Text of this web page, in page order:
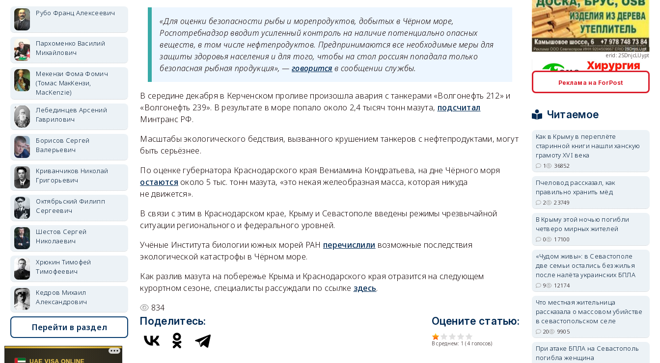
«Для оценки безопасности рыбы и морепродуктов, добытых в Чёрном море,
Роспотребнадзор вводит усиленный контроль на наличие потенциально опасных
веществ, в том числе нефтепродуктов. Предпринимаются все необходимые меры для
защиты здоровья населения и для того, чтобы на стол россиян попадала только
безопасная рыбная продукция», —говорится в сообщении службы.
В середине декабря в Керченском проливе произошла авария с танкерами «Волгонефть 212» и
«Волгонефть 239». В результате в море попало около 2,4 тысяч тонн мазута, подсчитал
Минтранс РФ.
Масштабы экологического бедствия, вызванного крушением танкеров с нефтепродуктами, могут
быть серьёзнее.
По оценке губернатора Краснодарского края Вениамина Кондратьева, на дне Чёрного моря
остаются около 5 тыс. тонн мазута, «это некая желеобразная масса, которая никуда
не движется».
В связи с этим в Краснодарском крае, Крыму и Севастополе введены режимы чрезвычайной
ситуации регионального и федерального уровней.
Учёные Института биологии южных морей РАН перечислили возможные последствия
экологической катастрофы в Чёрном море.
Как разлив мазута на побережье Крыма и Краснодарского края отразится на следующем
курортном сезоне, специалисты рассуждали по ссылке здесь.
834
Поделитесь: Оцените статью:
В среднем: 1 (4 голосов)
Рубо Франц Алексеевич
Пархоменко Василий
Михайлович
Мекензи Фома Фомич
(Томас МакКензи,
MacKenzie)
Лебединцев Арсений
Гаврилович
Борисов Сергей
Валерьевич
Криванчиков Николай
Григорьевич
Октябрьский Филипп
Сергеевич
Шестов Сергей
Николаевич
Хрюкин Тимофей
Тимофеевич
Кедров Михаил
Александрович
Перейти в раздел
erid: 2SDnjcLUypt
erid: 2SDnjcrDNw6
Реклама на ForPost
Читаемое
Как в Крыму в переплёте
старинной книги нашли ханскую
грамоту XVI века
1 36852
Пчеловод рассказал, как
правильно хранить мёд
2 23749
В Крыму этой ночью погибли
четверо мирных жителей
0 17100
«Чудом живы»: в Севастополе
две семьи остались без жилья
после налёта украинских БПЛА
9 12174
Что местная жительница
рассказала о массовом убийстве
в севастопольском селе
20 9905
При атаке БПЛА на Севастополь
погибла женщина